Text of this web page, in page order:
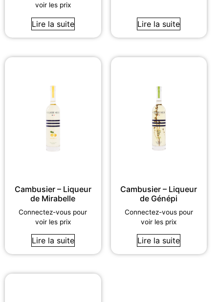
voir les prix
Lire la suite Lire la suite
Cambusier – Liqueur
de Mirabelle
Connectez-vous pour
voir les prix
Lire la suite
Cambusier – Liqueur
de Génépi
Connectez-vous pour
voir les prix
Lire la suite